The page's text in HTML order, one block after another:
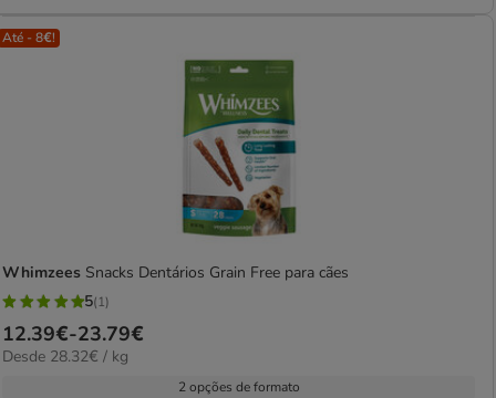
Até - 8€!
Whimzees Snacks Dentários Grain Free para cães
5
estrelas
com
5(1)
Preço
de
12.39€-23.79€
28.32€
Desde 28.32€ / kg
2 opções de formato